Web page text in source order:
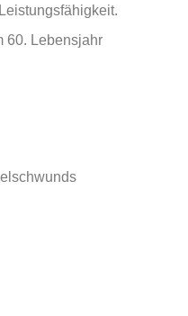
60. Lebensjahr